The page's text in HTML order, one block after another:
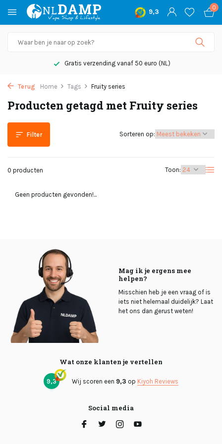
9,3
0
Gratis verzending vanaf 50 euro (NL)
Terug Home Tags Fruity series
Producten getagd met Fruity series
Filter
0 producten Toon:
Sorteren op:
Geen producten gevonden!...
Mag ik je ergens mee
helpen?
Misschien heb je een vraag of is
iets niet helemaal duidelijk? Laat
het ons dan gerust weten!
Wat onze klanten je vertellen
9,3 Wij scoren een 9,3 op Kiyoh Reviews
Social media